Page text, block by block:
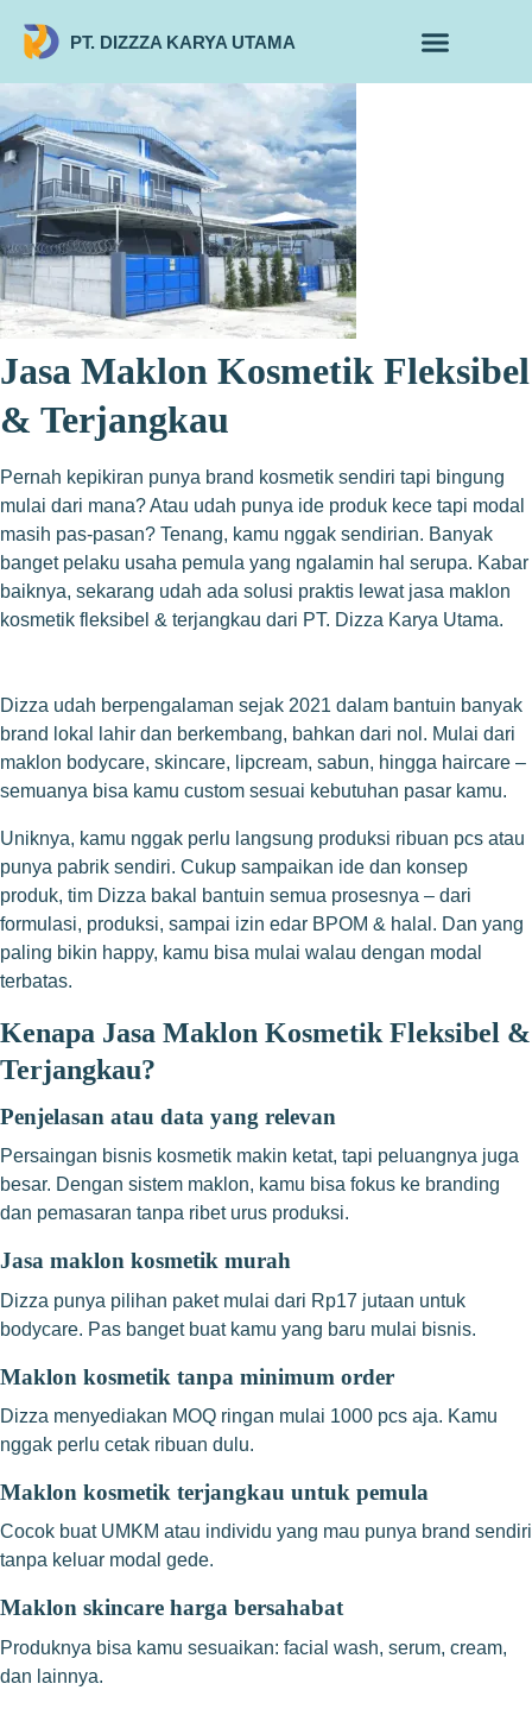
PT. DIZZZA KARYA UTAMA
Jasa Maklon Kosmetik Fleksibel
& Terjangkau
Pernah kepikiran punya brand kosmetik sendiri tapi bingung
mulai dari mana? Atau udah punya ide produk kece tapi modal
masih pas-pasan? Tenang, kamu nggak sendirian. Banyak
banget pelaku usaha pemula yang ngalamin hal serupa. Kabar
baiknya, sekarang udah ada solusi praktis lewat jasa maklon
kosmetik fleksibel & terjangkau dari PT. Dizza Karya Utama.
Dizza udah berpengalaman sejak 2021 dalam bantuin banyak
brand lokal lahir dan berkembang, bahkan dari nol. Mulai dari
maklon bodycare, skincare, lipcream, sabun, hingga haircare –
semuanya bisa kamu custom sesuai kebutuhan pasar kamu.
Uniknya, kamu nggak perlu langsung produksi ribuan pcs atau
punya pabrik sendiri. Cukup sampaikan ide dan konsep
produk, tim Dizza bakal bantuin semua prosesnya – dari
formulasi, produksi, sampai izin edar BPOM & halal. Dan yang
paling bikin happy, kamu bisa mulai walau dengan modal
terbatas.
Kenapa Jasa Maklon Kosmetik Fleksibel &
Terjangkau?
Penjelasan atau data yang relevan
Persaingan bisnis kosmetik makin ketat, tapi peluangnya juga
besar. Dengan sistem maklon, kamu bisa fokus ke branding
dan pemasaran tanpa ribet urus produksi.
Jasa maklon kosmetik murah
Dizza punya pilihan paket mulai dari Rp17 jutaan untuk
bodycare. Pas banget buat kamu yang baru mulai bisnis.
Maklon kosmetik tanpa minimum order
Dizza menyediakan MOQ ringan mulai 1000 pcs aja. Kamu
nggak perlu cetak ribuan dulu.
Maklon kosmetik terjangkau untuk pemula
Cocok buat UMKM atau individu yang mau punya brand sendiri
tanpa keluar modal gede.
Maklon skincare harga bersahabat
Produknya bisa kamu sesuaikan: facial wash, serum, cream,
dan lainnya.